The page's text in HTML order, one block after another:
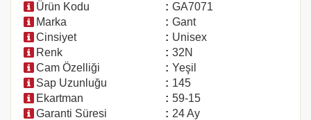
Ürün Kodu : GA7071
Marka
: Gant
Cinsiyet
: Unisex
Renk
: 32N
Cam Özelliği
: Yeşil
Sap Uzunluğu
: 145
Ekartman
: 59-15
Garanti Süresi
: 24 Ay